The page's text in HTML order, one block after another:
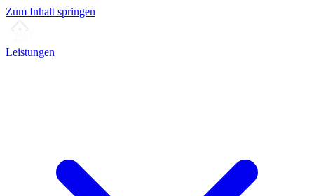
Zum Inhalt springen
Leistungen